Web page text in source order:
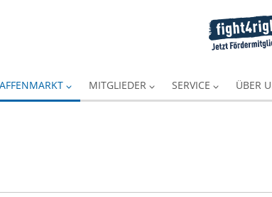
MITGLIEDER SERVICE ÜBER